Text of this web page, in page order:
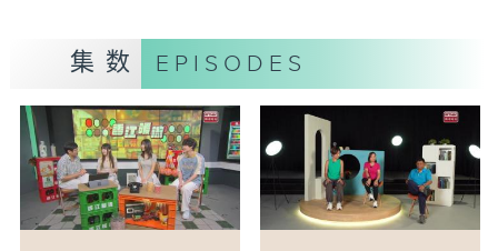
集数 EPISODES